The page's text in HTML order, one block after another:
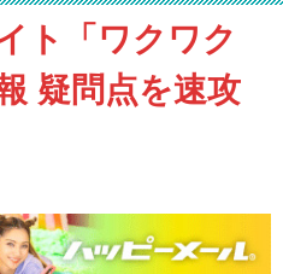
ト「ワクワク
疑問点を速攻